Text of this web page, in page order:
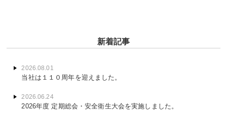
新着記事
2026.08.01
当社は１１０周年を迎えました。
2026.06.24
2026年度 定期総会・安全衛生大会を実施しました。